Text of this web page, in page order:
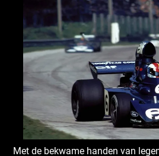
Met de bekwame handen van